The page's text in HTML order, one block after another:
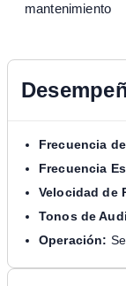
mantenimiento
Frecuencia
Frecuencia
Velocidad de
Tonos de
Operación: